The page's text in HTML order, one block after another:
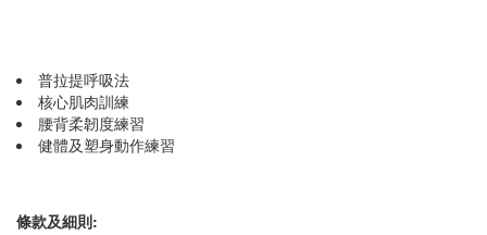
普拉提呼吸法
核心肌肉訓練
腰背柔韌度練習
健體及塑身動作練習
條款及細則: